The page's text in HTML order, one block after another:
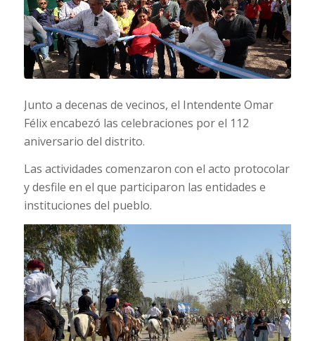
Junto a decenas de vecinos, el Intendente Omar
Félix encabezó las celebraciones por el 112
aniversario del distrito.
Las actividades comenzaron con el acto protocolar
y desfile en el que participaron las entidades e
instituciones del pueblo.